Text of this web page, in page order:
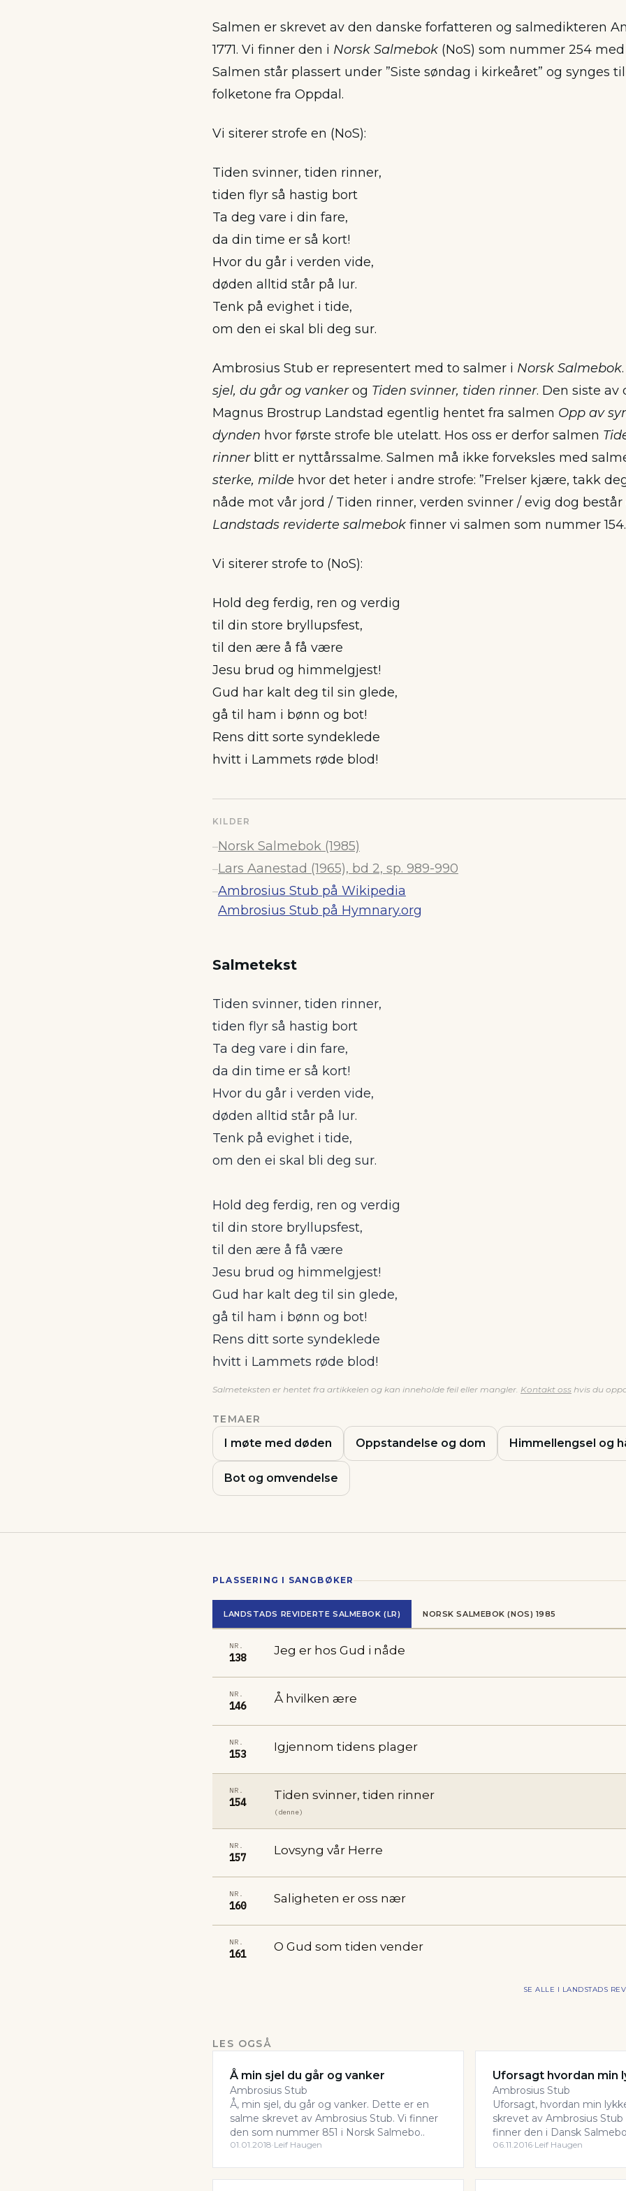
Salmen er skrevet av den danske forfatteren og salmedikteren
1771. Vi finner den i Norsk Salmebok (NoS) som nummer 254
Salmen står plassert under ”Siste søndag i kirkeåret” og synges
folketone fra Oppdal.
Vi siterer strofe en (NoS):
Tiden svinner, tiden rinner,
tiden flyr så hastig bort
Ta deg vare i din fare,
da din time er så kort!
Hvor du går i verden vide,
døden alltid står på lur.
Tenk på evighet i tide,
om den ei skal bli deg sur.
Ambrosius Stub er representert med to salmer i Norsk Salmebok
sjel, du går og vankerog Tiden svinner, tiden rinner. Den siste av
Magnus Brostrup Landstad egentlig hentet fra salmen Opp av
dynden hvor første strofe ble utelatt. Hos oss er derfor salmen
rinnerblitt er nyttårssalme. Salmen må ikke forveksles med
sterke, milde hvor det heter i andre strofe: ”Frelser kjære, takk
nåde mot vår jord / Tiden rinner, verden svinner / evig dog består
Landstads reviderte salmebok finner vi salmen som nummer 154.
Vi siterer strofe to (NoS):
Hold deg ferdig, ren og verdig
til din store bryllupsfest,
til den ære å få være
Jesu brud og himmelgjest!
Gud har kalt deg til sin glede,
gå til ham i bønn og bot!
Rens ditt sorte syndeklede
hvitt i Lammets røde blod!
KILDER
–Norsk Salmebok (1985)
–Lars Aanestad (1965), bd 2, sp. 989-990
–Ambrosius Stub på Wikipedia
Ambrosius Stub på Hymnary.org
Salmetekst
Tiden svinner, tiden rinner,
tiden flyr så hastig bort
Ta deg vare i din fare,
da din time er så kort!
Hvor du går i verden vide,
døden alltid står på lur.
Tenk på evighet i tide,
om den ei skal bli deg sur.
Hold deg ferdig, ren og verdig
til din store bryllupsfest,
til den ære å få være
Jesu brud og himmelgjest!
Gud har kalt deg til sin glede,
gå til ham i bønn og bot!
Rens ditt sorte syndeklede
hvitt i Lammets røde blod!
Salmeteksten er hentet fra artikkelen og kan inneholde feil eller mangler. Kontakt oss hvis du
TEMAER
I møte med døden Oppstandelse og dom Himmellengsel og
Bot og omvendelse
PLASSERING I SANGBØKER
LANDSTADS REVIDERTE SALMEBOK (LR) NORSK SALMEBOK (NOS) 1985
NR.
138
Jeg er hos Gud i nåde
NR.
146
Å hvilken ære
NR.
153
Igjennom tidens plager
NR.
154
Tiden svinner, tiden rinner
(denne)
NR.
157
Lovsyng vår Herre
NR.
160
Saligheten er oss nær
NR.
161
O Gud som tiden vender
SE ALLE I LANDSTADS
LES OGSÅ
Å min sjel du går og vanker
Ambrosius Stub
Å, min sjel, du går og vanker. Dette er en
salme skrevet av Ambrosius Stub. Vi finner
den som nummer 851 i Norsk Salmebo..
01.01.2018·Leif Haugen
Uforsagt hvordan min
Ambrosius Stub
Uforsagt, hvordan min
skrevet av Ambrosius Stub
finner den i Dansk
06.11.2016·Leif Haugen